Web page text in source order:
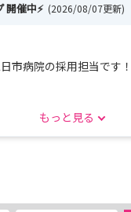
開催中⚡ (2026/08/07更新)
市病院の採用担当です！
すめです！！
もとで安心して成長した
た職場で働きたい！
もっと見る